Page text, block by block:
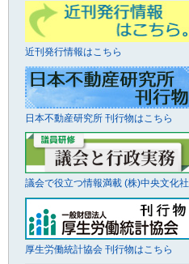
近刊発行情報はこちら
日本不動産研究所 刊行物はこちら
議会で役立つ情報満載 (株)中央文化社
厚生労働統計協会 刊行物はこちら